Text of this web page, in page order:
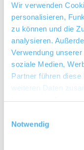
Wir verwenden
personalisieren,
zu können und die
analysieren.
Verwendung
soziale Medien,
Partner führen
weiteren Daten
Notwendig
Schlussstein des
ehemaligen
dem Gebiet des
Westhofen.
mehr erfahren